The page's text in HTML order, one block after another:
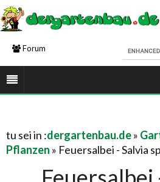
Forum
tu sei in :dergartenbau.de»
Pflanzen » Feuersalbei - Salvia